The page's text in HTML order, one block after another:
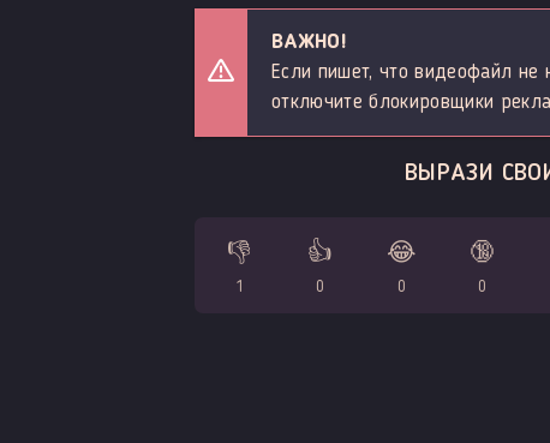
ВАЖНО!
Если пишет, что видеофайл
отключите блокировщики
ВЫРАЗИ
👎
1
👍
0
😂
0
🔞
0